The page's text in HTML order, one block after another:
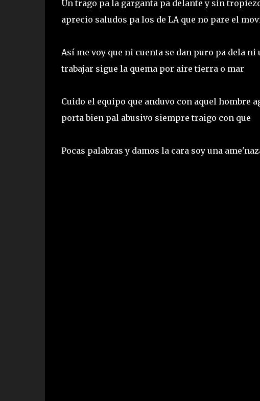
Un trago pa la garganta pa delante y sin
aprecio saludos pa los de LA que no pare el
Así me voy que ni cuenta se dan puro pa dela
trabajar sigue la quema por aire tierra o mar
Cuido el equipo que anduvo con aquel hombre
porta bien pal abusivo siempre traigo con que
Pocas palabras y damos la cara soy una